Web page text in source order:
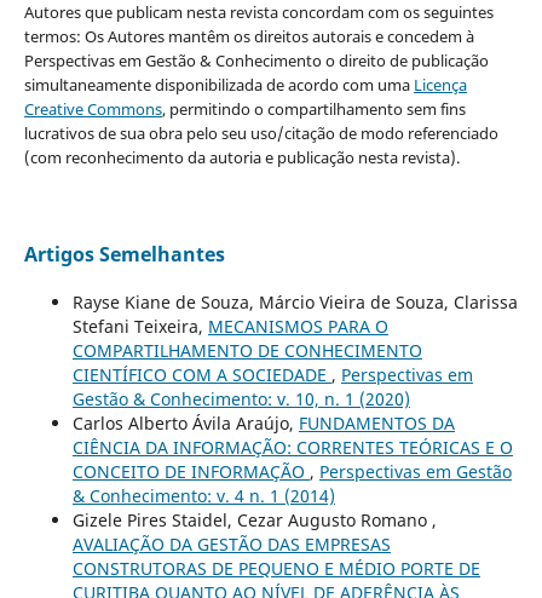
Autores que publicam nesta revista concordam com os seguintes
termos: Os Autores mantêm os direitos autorais e concedem à
Perspectivas em Gestão & Conhecimento o direito de publicação
simultaneamente disponibilizada de acordo com uma Licença
Creative Commons, permitindo o compartilhamento sem fins
lucrativos de sua obra pelo seu uso/citação de modo referenciado
(com reconhecimento da autoria e publicação nesta revista).
Artigos Semelhantes
Rayse Kiane de Souza, Márcio Vieira de Souza, Clarissa
Stefani Teixeira, MECANISMOS PARA O
COMPARTILHAMENTO DE CONHECIMENTO
CIENTÍFICO COM A SOCIEDADE , Perspectivas em
Gestão & Conhecimento: v. 10, n. 1 (2020)
Carlos Alberto Ávila Araújo, FUNDAMENTOS DA
CIÊNCIA DA INFORMAÇÃO: CORRENTES TEÓRICAS E O
CONCEITO DE INFORMAÇÃO , Perspectivas em Gestão
& Conhecimento: v. 4 n. 1 (2014)
Gizele Pires Staidel, Cezar Augusto Romano ,
AVALIAÇÃO DA GESTÃO DAS EMPRESAS
CONSTRUTORAS DE PEQUENO E MÉDIO PORTE DE
CURITIBA QUANTO AO NÍVEL DE ADERÊNCIA ÀS